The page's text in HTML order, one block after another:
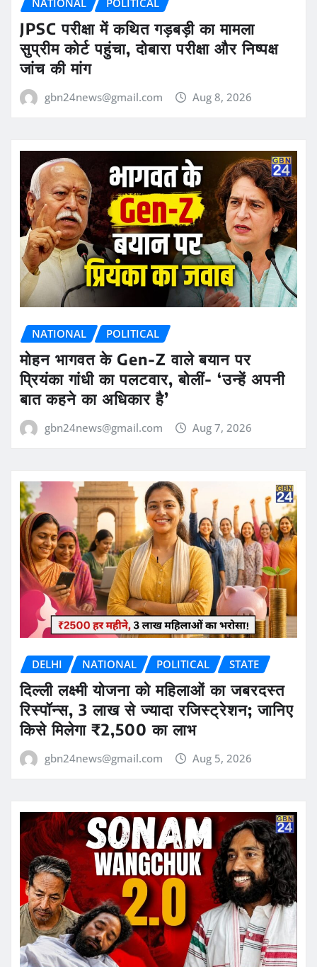
JPSC परीक्षा में कथित गड़बड़ी का मामला
सुप्रीम कोर्ट पहुंचा, दोबारा परीक्षा और निष्पक्ष
जांच की मांग
gbn24news@gmail.com Aug 8, 2026
NATIONAL POLITICAL
मोहन भागवत के Gen-Z वाले बयान पर
प्रियंका गांधी का पलटवार, बोलीं- ‘उन्हें अपनी
बात कहने का अधिकार है’
gbn24news@gmail.com Aug 7, 2026
DELHI NATIONAL POLITICAL STATE
दिल्ली लक्ष्मी योजना को महिलाओं का जबरदस्त
रिस्पॉन्स, 3 लाख से ज्यादा रजिस्ट्रेशन; जानिए
किसे मिलेगा ₹2,500 का लाभ
gbn24news@gmail.com Aug 5, 2026